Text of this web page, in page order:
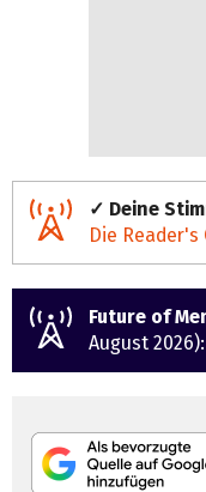
✓ Deine
Die Reader's
Future of
August 2026):